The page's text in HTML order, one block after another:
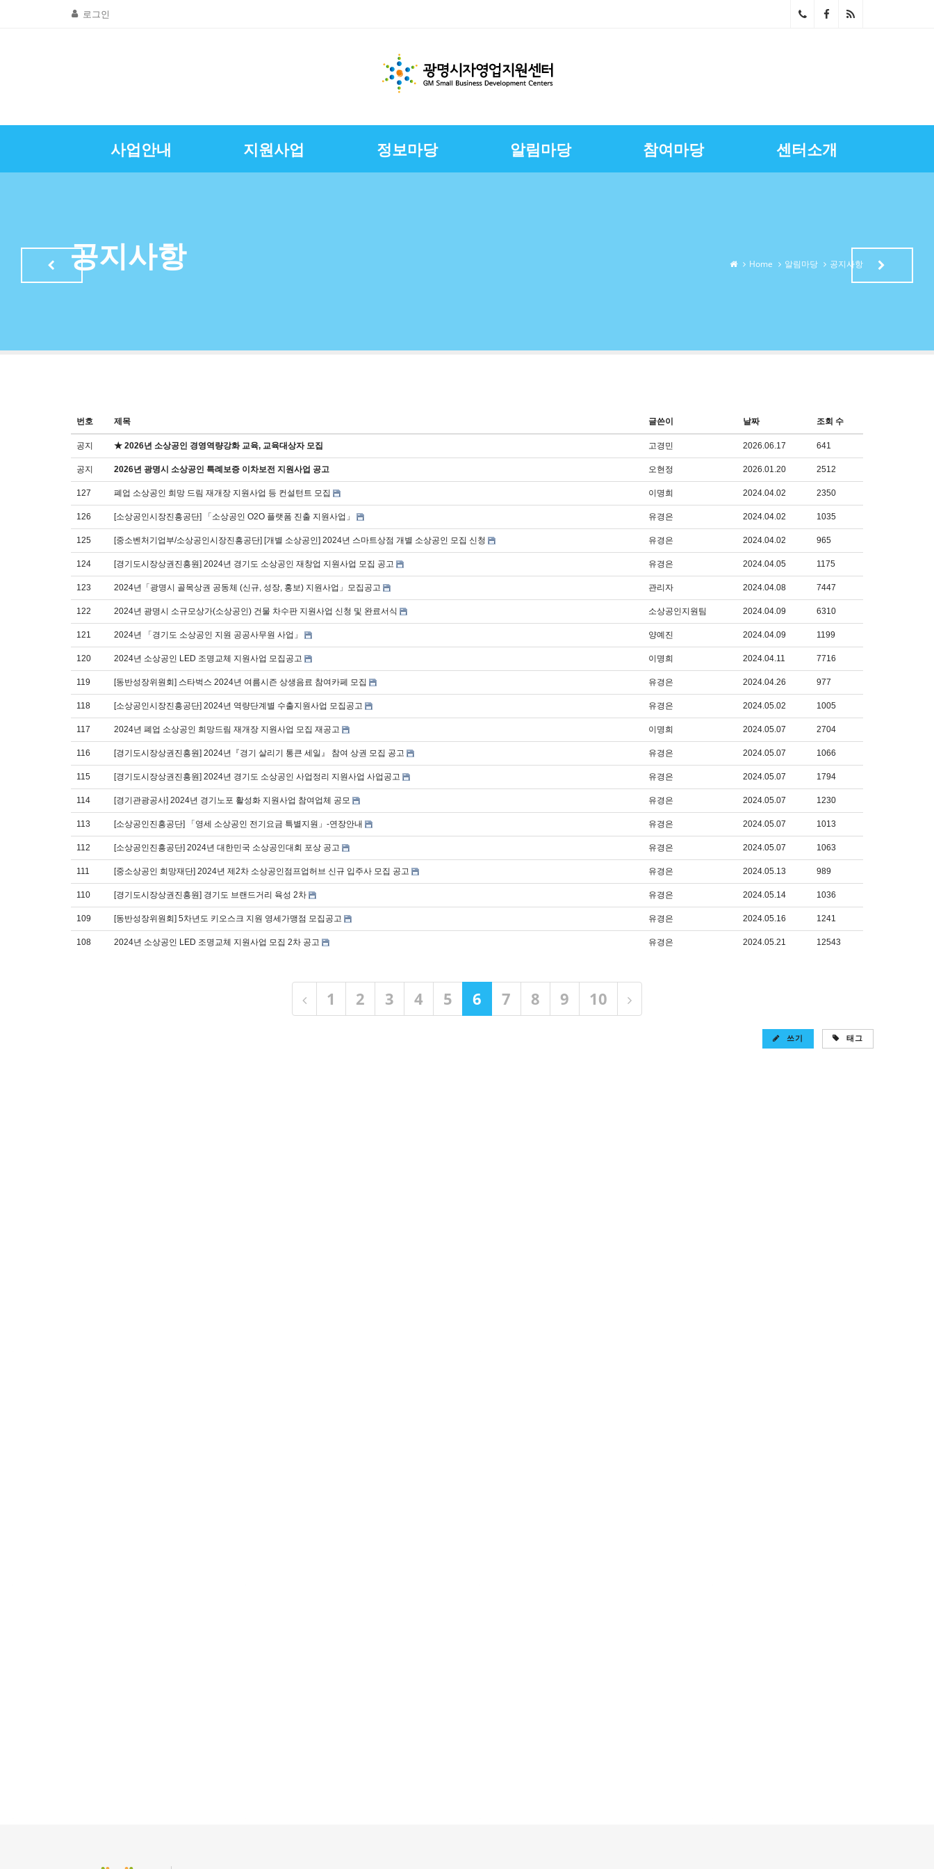
로그인
686
4~5
사업안내 지원사업 정보마당 알림마당 참여마당 센터소개
공지사항 Home 알림마당 공지사항
번호 제목 글쓴이 날짜 조회 수
공지 ★ 2026년 소상공인 경영역량강화 교육, 교육대상자 모집 고경민 2026.06.17 641
공지 2026년 광명시 소상공인 특례보증 이차보전 지원사업 공고 오현정 2026.01.20 2512
127 폐업 소상공인 희망 드림 재개장 지원사업 등 컨설턴트 모집 이명희 2024.04.02 2350
126 [소상공인시장진흥공단] 「소상공인 O2O 플랫폼 진출 지원사업」 유경은 2024.04.02 1035
125 [중소벤처기업부/소상공인시장진흥공단] [개별 소상공인] 2024년 스마트상점 개별 소상공인 모집 신청 유경은 2024.04.02 965
124 [경기도시장상권진흥원] 2024년 경기도 소상공인 재창업 지원사업 모집 공고 유경은 2024.04.05 1175
123 2024년「광명시 골목상권 공동체 (신규, 성장, 홍보) 지원사업」모집공고 관리자 2024.04.08 7447
122 2024년 광명시 소규모상가(소상공인) 건물 차수판 지원사업 신청 및 완료서식 소상공인지원팀 2024.04.09 6310
121 2024년 「경기도 소상공인 지원 공공사무원 사업」 양예진 2024.04.09 1199
120 2024년 소상공인 LED 조명교체 지원사업 모집공고 이명희 2024.04.11 7716
119 [동반성장위원회] 스타벅스 2024년 여름시즌 상생음료 참여카페 모집 유경은 2024.04.26 977
118 [소상공인시장진흥공단] 2024년 역량단계별 수출지원사업 모집공고 유경은 2024.05.02 1005
117 2024년 폐업 소상공인 희망드림 재개장 지원사업 모집 재공고 이명희 2024.05.07 2704
116 [경기도시장상권진흥원] 2024년『경기 살리기 통큰 세일』 참여 상권 모집 공고 유경은 2024.05.07 1066
115 [경기도시장상권진흥원] 2024년 경기도 소상공인 사업정리 지원사업 사업공고 유경은 2024.05.07 1794
114 [경기관광공사] 2024년 경기노포 활성화 지원사업 참여업체 공모 유경은 2024.05.07 1230
113 [소상공인진흥공단] 「영세 소상공인 전기요금 특별지원」-연장안내 유경은 2024.05.07 1013
112 [소상공인진흥공단] 2024년 대한민국 소상공인대회 포상 공고 유경은 2024.05.07 1063
111 [중소상공인 희망재단] 2024년 제2차 소상공인점프업허브 신규 입주사 모집 공고 유경은 2024.05.13 989
110 [경기도시장상권진흥원] 경기도 브랜드거리 육성 2차 유경은 2024.05.14 1036
109 [동반성장위원회] 5차년도 키오스크 지원 영세가맹점 모집공고 유경은 2024.05.16 1241
108 2024년 소상공인 LED 조명교체 지원사업 모집 2차 공고 유경은 2024.05.21 12543
1 2 3 4 5 6 7 8 9 10
쓰기 태그